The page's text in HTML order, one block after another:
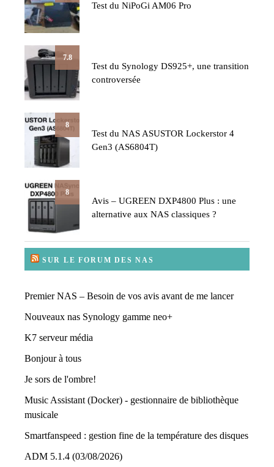
Test du NiPoGi AM06 Pro
7.8
Test du Synology DS925+, une transition
controversée
8
Test du NAS ASUSTOR Lockerstor 4
Gen3 (AS6804T)
8
Avis – UGREEN DXP4800 Plus : une
alternative aux NAS classiques ?
SUR LE FORUM DES NAS
Premier NAS – Besoin de vos avis avant de me lancer
Nouveaux nas Synology gamme neo+
K7 serveur média
Bonjour à tous
Je sors de l'ombre!
Music Assistant (Docker) - gestionnaire de bibliothèque
musicale
Smartfanspeed : gestion fine de la température des disques
ADM 5.1.4 (03/08/2026)